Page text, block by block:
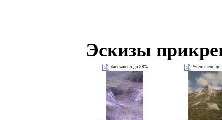
Эскизы
Уменьшено до 88% Уменьшено до